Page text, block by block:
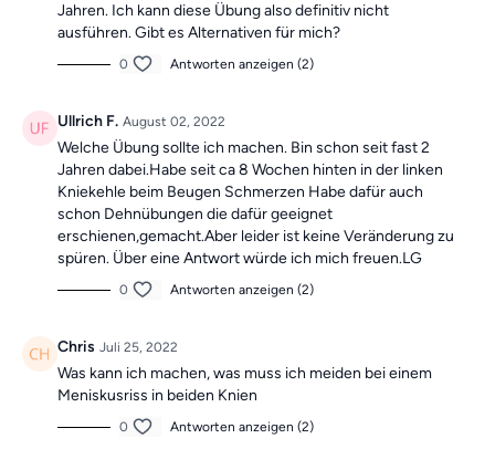
Jahren. Ich kann diese Übung also definitiv nicht
ausführen. Gibt es Alternativen für mich?
0 Antworten anzeigen (2)
Ullrich F. August 02, 2022
Welche Übung sollte ich machen. Bin schon seit fast 2
Jahren dabei.Habe seit ca 8 Wochen hinten in der linken
Kniekehle beim Beugen Schmerzen Habe dafür auch
schon Dehnübungen die dafür geeignet
erschienen,gemacht.Aber leider ist keine Veränderung zu
spüren. Über eine Antwort würde ich mich freuen.LG
0 Antworten anzeigen (2)
Chris Juli 25, 2022
Was kann ich machen, was muss ich meiden bei einem
Meniskusriss in beiden Knien
0 Antworten anzeigen (2)